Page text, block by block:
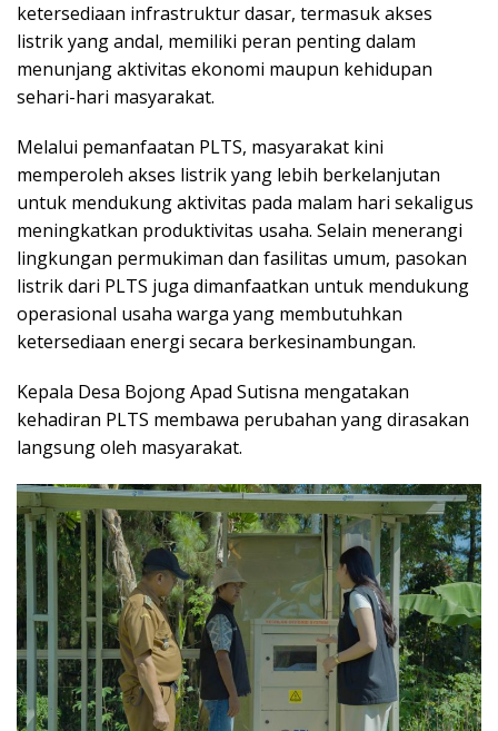
ketersediaan infrastruktur dasar, termasuk akses
listrik yang andal, memiliki peran penting dalam
menunjang aktivitas ekonomi maupun kehidupan
sehari-hari masyarakat.
Melalui pemanfaatan PLTS, masyarakat kini
memperoleh akses listrik yang lebih berkelanjutan
untuk mendukung aktivitas pada malam hari sekaligus
meningkatkan produktivitas usaha. Selain menerangi
lingkungan permukiman dan fasilitas umum, pasokan
listrik dari PLTS juga dimanfaatkan untuk mendukung
operasional usaha warga yang membutuhkan
ketersediaan energi secara berkesinambungan.
Kepala Desa Bojong Apad Sutisna mengatakan
kehadiran PLTS membawa perubahan yang dirasakan
langsung oleh masyarakat.